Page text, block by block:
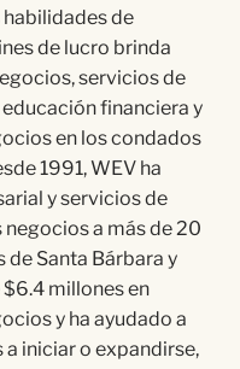
de
de lucro brinda
servicios de
financiera y
en los condados
1991, WEV ha
y servicios de
a más de 20
Santa Bárbara y
millones en
y ha ayudado a
iniciar o expandirse,